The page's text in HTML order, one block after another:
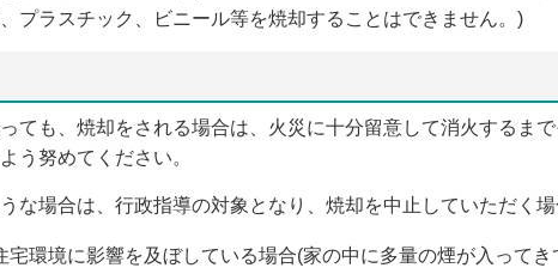
プラスチック、ビニール等を焼却することはできません。)
ても、焼却をされる場合は、火災に十分留意して消火するま
う努めてください。
な場合は、行政指導の対象となり、焼却を中止していただく
宅環境に影響を及ぼしている場合(家の中に多量の煙が入って